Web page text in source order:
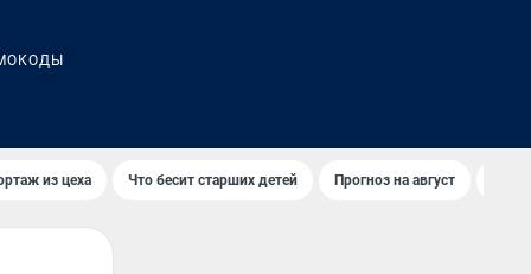
из цеха Что бесит старших детей Прогноз на август